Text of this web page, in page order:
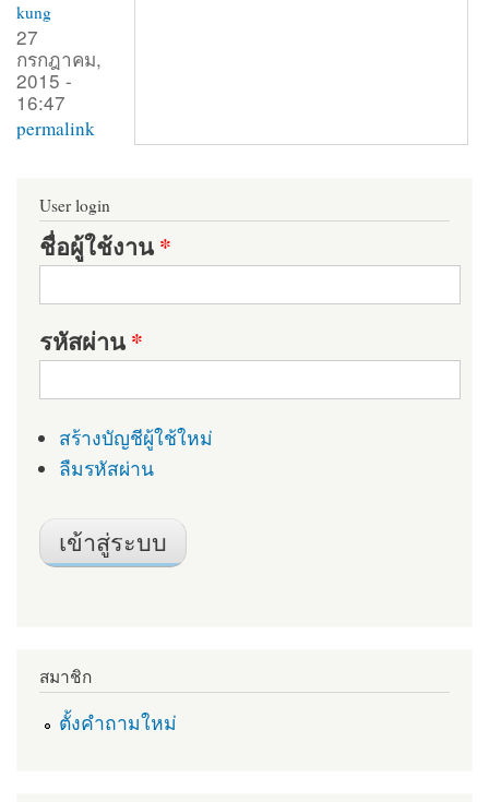
kung
27
กรกฎาคม,
2015 -
16:47
permalink
User login
ชื่อผู้ใช้งาน*
รหัสผ่าน*
สร้างบัญชีผู้ใช้ใหม่
ลืมรหัสผ่าน
สมาชิก
ตั้งคำถามใหม่